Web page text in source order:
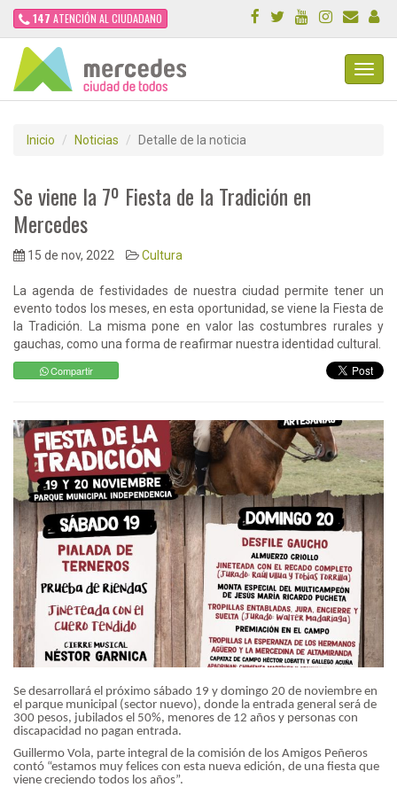
147 ATENCIÓN AL CIUDADANO
Inicio Noticias Detalle de la noticia
Se viene la 7º Fiesta de la Tradición en
Mercedes
15 de nov, 2022 Cultura
La agenda de festividades de nuestra ciudad permite tener un
evento todos los meses, en esta oportunidad, se viene la Fiesta de
la Tradición. La misma pone en valor las costumbres rurales y
gauchas, como una forma de reafirmar nuestra identidad cultural.
Compartir
Se desarrollará el próximo sábado 19 y domingo 20 de noviembre en
el parque municipal (sector nuevo), donde la entrada general será de
300 pesos, jubilados el 50%, menores de 12 años y personas con
discapacidad no pagan entrada.
Guillermo Vola, parte integral de la comisión de los Amigos Peñeros
contó “estamos muy felices con esta nueva edición, de una fiesta que
viene creciendo todos los años”.